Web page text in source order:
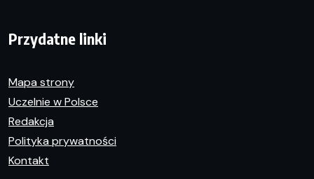
Przydatne linki
Mapa strony
Uczelnie w Polsce
Redakcja
Polityka prywatności
Kontakt